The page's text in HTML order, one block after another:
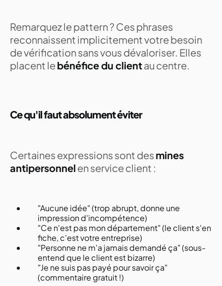
Remarquez le pattern ? Ces phrases
reconnaissent implicitement votre besoin
de vérification sans vous dévaloriser. Elles
placent lebénéfice du clientau centre.
Ce qu'il faut absolument éviter
Certaines expressions sont des mines
antipersonnel en service client :
"Aucune idée" (trop abrupt, donne une
impression d'incompétence)
"Ce n'est pas mon département" (le client s'en
fiche, c'est votre entreprise)
"Personne ne m'a jamais demandé ça" (sous-
entend que le client est bizarre)
"Je ne suis pas payé pour savoir ça"
(commentaire gratuit !)